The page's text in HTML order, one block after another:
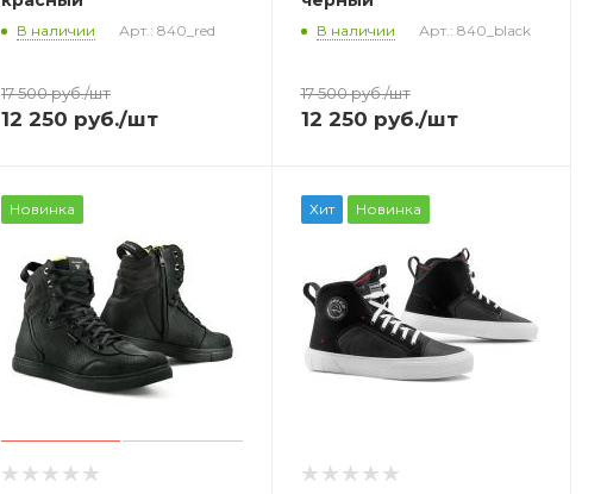
В наличии Арт.: 840_red
17 500руб./шт
12 250 руб./шт
В наличии Арт.: 840_black
17 500руб./шт
12 250 руб./шт
Новинка Хит Новинка